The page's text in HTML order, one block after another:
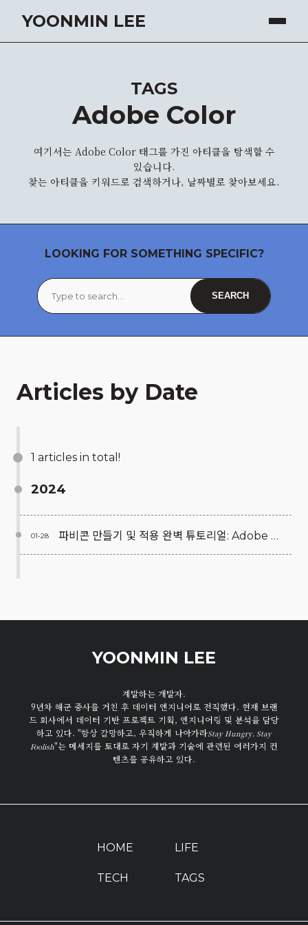
YOONMIN LEE
TAGS
Adobe Color
여기서는 Adobe Color 태그를 가진 아티클을 탐색할 수
있습니다.
찾는 아티클을 키워드로 검색하거나, 날짜별로 찾아보세요.
LOOKING FOR SOMETHING SPECIFIC?
Articles by Date
1 articles in total!
2024
01-28 파비콘 만들기 및 적용 완벽 튜토리얼: Adobe Color, favicon.io, RealFaviconGenerator 사이트 활용
YOONMIN LEE
계발하는 개발자.
9년차 해군 중사를 거친 후 데이터 엔지니어로 전직했다. 현재 브랜
드 회사에서 데이터 기반 프로젝트 기획, 엔지니어링 및 분석을 담당
하고 있다. "항상 갈망하고, 우직하게 나아가라Stay Hungry, Stay
Foolish"는 메세지를 토대로 자기 계발과 기술에 관련된 여러가지 컨
텐츠를 공유하고 있다.
HOME LIFE
TECH TAGS